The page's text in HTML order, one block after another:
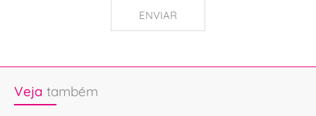
ENVIAR
Veja também